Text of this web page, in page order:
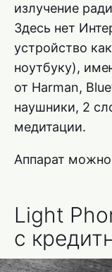
излучение
Здесь нет
устройство
ноутбуку),
от Harman,
наушники, 2
медитации.
Аппарат можно
Light
с